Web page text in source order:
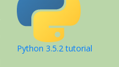
Python 3.5.2 tutorial